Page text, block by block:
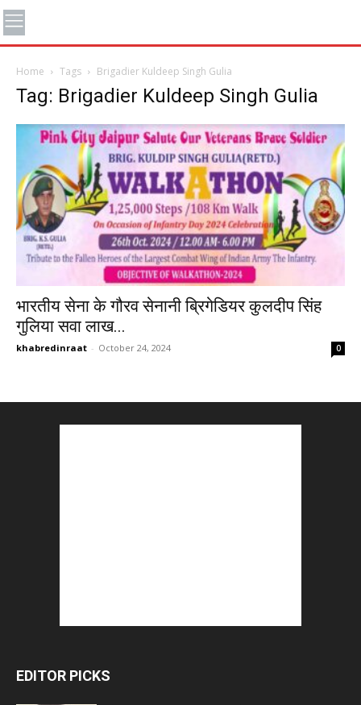
Home Tags Brigadier Kuldeep Singh Gulia
Tag: Brigadier Kuldeep Singh Gulia
भारतीय सेना के गौरव सेनानी ब्रिगेडियर कुलदीप सिंह
गुलिया सवा लाख...
khabredinraat - October 24, 2024 0
EDITOR PICKS